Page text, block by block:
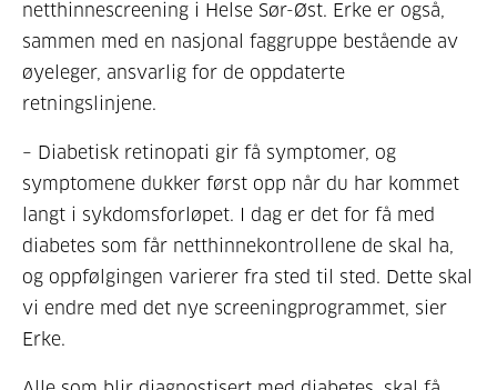
netthinnescreening i Helse Sør-Øst. Erke er også,
sammen med en nasjonal faggruppe bestående av
øyeleger, ansvarlig for de oppdaterte
retningslinjene.
– Diabetisk retinopati gir få symptomer, og
symptomene dukker først opp når du har kommet
langt i sykdomsforløpet. I dag er det for få med
diabetes som får netthinnekontrollene de skal ha,
og oppfølgingen varierer fra sted til sted. Dette skal
vi endre med det nye screeningprogrammet, sier
Erke.